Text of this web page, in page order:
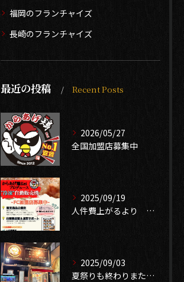
福岡のフランチャイズ
長崎のフランチャイズ
最近の投稿 Recent Posts
2026/05/27
全国加盟店募集中
2025/09/19
人件費上がるより 無人販売で売り上げ確保 中古自販機有ります
2025/09/03
夏祭りも終わりまたイベントシーズン到来❣️